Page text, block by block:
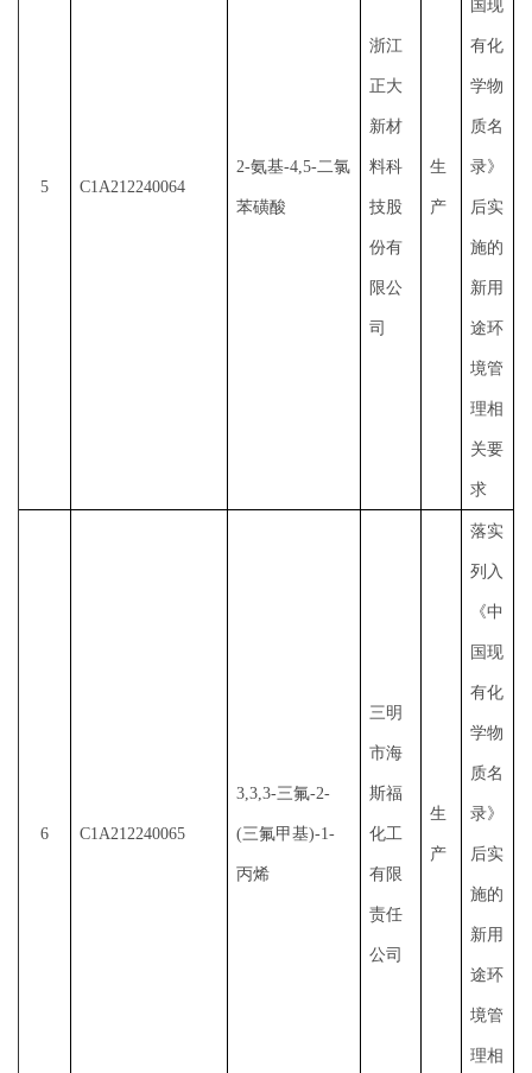
5 C1A212240064
2-氨基-4,5-二氯
苯磺酸
浙江
正大
新材
料科
技股
份有
限公
司
生
产
国现
有化
学物
质名
录》
后实
施的
新用
途环
境管
理相
关要
求
6 C1A212240065
3,3,3-三氟-2-
(三氟甲基)-1-
丙烯
三明
市海
斯福
化工
有限
责任
公司
生
产
落实
列入
《中
国现
有化
学物
质名
录》
后实
施的
新用
途环
境管
理相